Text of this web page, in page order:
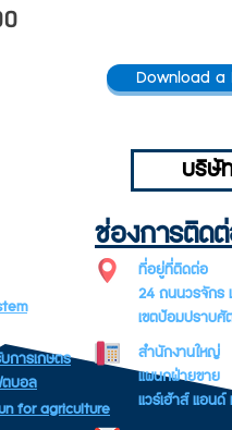
Download a
บริษั
การเกษตร
ตบอล
for agriculture
ช่องการติด
ที่อยู่ที่ติดต่อ
24 ถนนวรจักร
เขตป้อมปราบศั
สำนักงานใหญ่
แผนกฝ่ายขาย
แวร์เฮ้าส์ แอนด์